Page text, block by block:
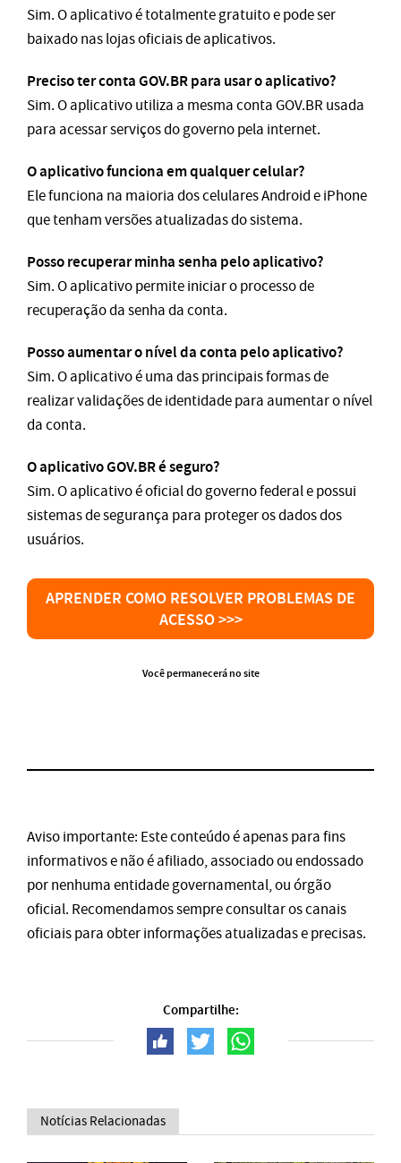
Sim. O aplicativo é totalmente gratuito e pode ser
baixado nas lojas oficiais de aplicativos.
Preciso ter conta GOV.BR para usar o aplicativo?
Sim. O aplicativo utiliza a mesma conta GOV.BR usada
para acessar serviços do governo pela internet.
O aplicativo funciona em qualquer celular?
Ele funciona na maioria dos celulares Android e iPhone
que tenham versões atualizadas do sistema.
Posso recuperar minha senha pelo aplicativo?
Sim. O aplicativo permite iniciar o processo de
recuperação da senha da conta.
Posso aumentar o nível da conta pelo aplicativo?
Sim. O aplicativo é uma das principais formas de
realizar validações de identidade para aumentar o nível
da conta.
O aplicativo GOV.BR é seguro?
Sim. O aplicativo é oficial do governo federal e possui
sistemas de segurança para proteger os dados dos
usuários.
APRENDER COMO RESOLVER PROBLEMAS DE
ACESSO >>>
Você permanecerá no site
Aviso importante: Este conteúdo é apenas para fins
informativos e não é afiliado, associado ou endossado
por nenhuma entidade governamental, ou órgão
oficial. Recomendamos sempre consultar os canais
oficiais para obter informações atualizadas e precisas.
Compartilhe:
Notícias Relacionadas